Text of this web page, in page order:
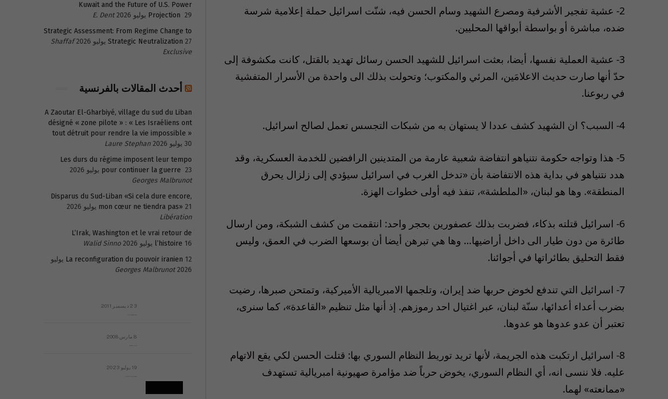
2- عشية تفجير الأشرفية ومصرع الشهيد وسام الحسن فيه، شنّت اسرائيل حملة إعلامية شرسة
ضده، مباشرة أو بواسطة أبواقها المحليين.
3- عشية العملية نفسها، أيضا، بعثت اسرائيل للشهيد الحسن رسائل تهديد بالقتل، كانت مكشوفة إلى
حدّ أنها صارت حديث الاعلامَين، المرئي والمكتوب؛ وتحولت بذلك الى واحدة من الأسرار المتفشية
في ربوعنا.
4- السبب؟ ان الشهيد كشف عددا لا يستهان به من شبكات التجسس تعمل لصالح اسرائيل.
5- هذا وتواجه حكومة نتنياهو انتفاضة شعبية عارمة من المتدينين الرافضين للخدمة العسكرية، وقد
هدد نتنياهو في بداية هذه الانتفاضة بأن «تدخل الغرب في اسرائيل سيؤدي إلى زلزال يحرق
المنطقة». وها هو لبنان، «الملطشة»، تنفذ فيه أولى خطوات الهزة.
6- اسرائيل قتلته بذكاء، فضربت بذلك عصفورين بحجر واحد: انتقمت من كشف الشبكة، ومن ارسال
طائرة من دون طيار الى داخل أراضيها… وها هي تبرهن أيضا أن بوسعها الضرب في العمق، وليس
فقط التحليق بطائراتها في أجوائنا.
7- اسرائيل التي تندفع لخوض حربها ضد إيران، وتلجمها الامبريالية الأميركية، وتمتحن صبرها، رضيت
بضرب أعداء أعدائها، سنّة لبنان، عبر اغتيال احد رموزهم. إذ أنها مثل تنظيم «القاعدة»، كما سنرى،
تعتبر أن عدو عدوها هو عدوها.
8- اسرائيل ارتكبت هذه الجريمة، لأنها تريد توريط النظام السوري بها: قتلت الحسن لكي يقع الاتهام
عليه. فلا ننسى انه، أي النظام السوري، يخوض حرباً ضد مؤامرة صهيونية امبريالية تستهدف
«ممانعته» لهما.
Kuwait and the Future of U.S. Power
Projection 29 يوليو 2026
E. Dent
Strategic Assessment: From Regime Change to
Strategic Neutralization 27 يوليو 2026
Shaffaf
Exclusive
أحدث المقالات بالفرنسية
A Zaoutar El-Gharbiyé, village du sud du Liban
désigné « zone pilote » : « Les Israéliens ont
tout détruit pour rendre la vie impossible »
30 يوليو 2026
Laure Stephan
Les durs du régime imposent leur tempo
pour continuer la guerre 23 يوليو 2026
Georges Malbrunot
Disparus du Sud-Liban «Si cela dure encore,
mon cœur ne tiendra pas» 21 يوليو 2026
Libération
L’Irak, Washington et le vrai retour de
l’histoire 16 يوليو 2026
Walid Sinno
La reconfiguration du pouvoir iranien 12 يوليو
2026
Georges Malbrunot
23 ديسمبر 2011
8 مارس 2008
19 يوليو 2023